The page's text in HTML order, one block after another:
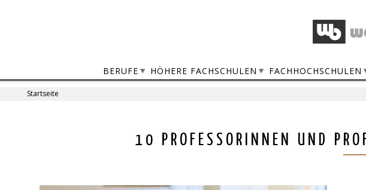
BERUFE HÖHERE FACHSCHULEN FACHHOCHSCHULEN
Startseite
10 PROFESSORINNEN UND